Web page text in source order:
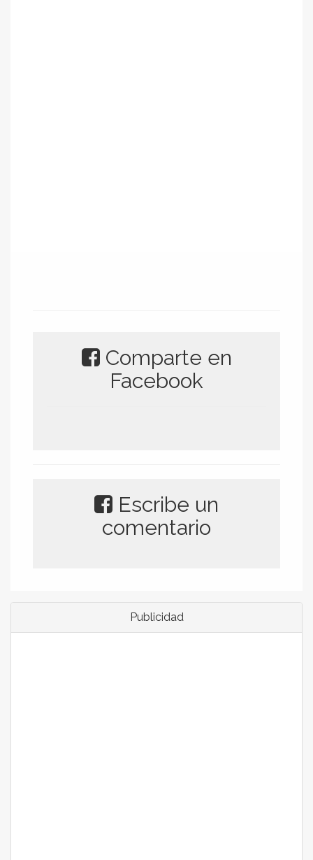
Comparte en
Facebook
Escribe un
comentario
Publicidad